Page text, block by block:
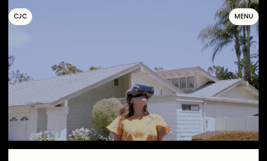
COLLECTIF
JEUNE
C INÉMA MENU